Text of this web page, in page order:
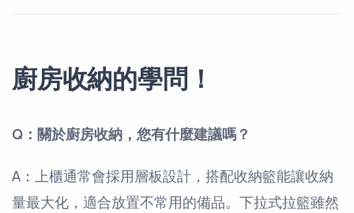
廚房收納的學問！
Q：關於廚房收納，您有什麼建議嗎？
A：上櫃通常會採用層板設計，搭配收納籃能讓收納
量最大化，適合放置不常用的備品。下拉式拉籃雖然